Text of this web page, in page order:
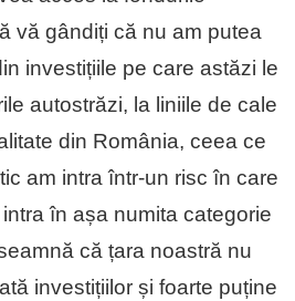
vă gândiți că nu am putea
investițiile pe care astăzi le
autostrăzi, la liniile de cale
din România, ceea ce
am intra într-un risc în care
în așa numita categorie
că țara noastră nu
investițiilor și foarte puține